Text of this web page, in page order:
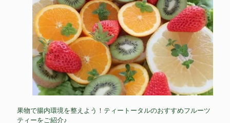
果物で腸内環境を整えよう！ティートータルのおすすめフルーツ
ティーをご紹介♪